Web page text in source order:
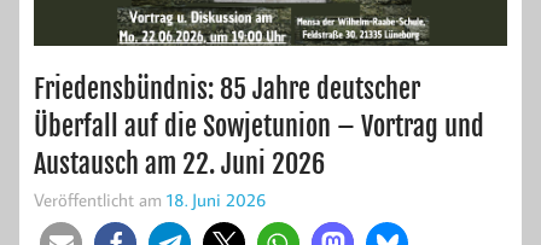
Friedensbündnis: 85 Jahre deutscher
Überfall auf die Sowjetunion – Vortrag und
Austausch am 22. Juni 2026
Veröffentlicht am 18. Juni 2026